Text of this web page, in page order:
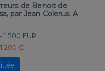
de Benoit de
par Jean Colerus. A
1 500 EUR
1 200 €